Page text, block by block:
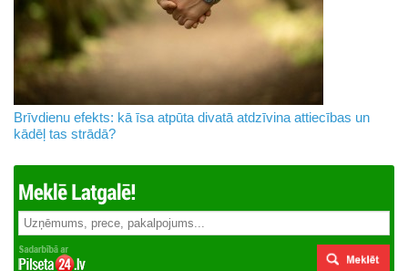
Brīvdienu efekts: kā īsa atpūta divatā atdzīvina attiecības un
kādēļ tas strādā?